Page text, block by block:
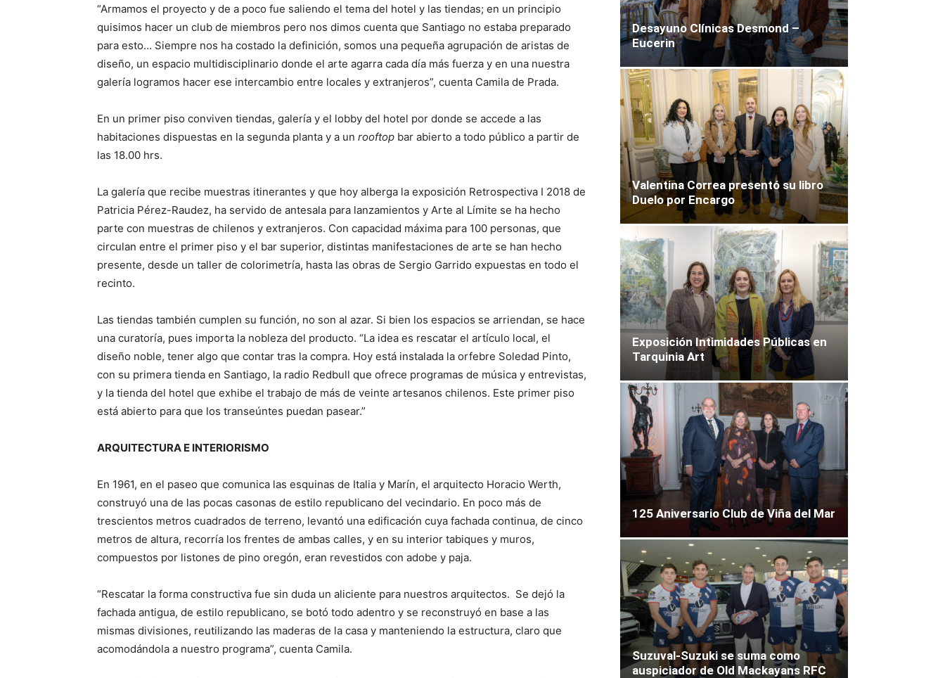
“Armamos el proyecto y de a poco fue saliendo el tema del hotel y las tiendas; en un principio
quisimos hacer un club de miembros pero nos dimos cuenta que Santiago no estaba preparado
para esto… Siempre nos ha costado la definición, somos una pequeña agrupación de aristas de
diseño, un espacio multidisciplinario donde el arte agarra cada día más fuerza y en una nuestra
galería logramos hacer ese intercambio entre locales y extranjeros”, cuenta Camila de Prada.
En un primer piso conviven tiendas, galería y el lobby del hotel por donde se accede a las
habitaciones dispuestas en la segunda planta y a un rooftop bar abierto a todo público a partir de
las 18.00 hrs.
La galería que recibe muestras itinerantes y que hoy alberga la exposición Retrospectiva I 2018 de
Patricia Pérez-Raudez, ha servido de antesala para lanzamientos y Arte al Límite se ha hecho
parte con muestras de chilenos y extranjeros. Con capacidad máxima para 100 personas, que
circulan entre el primer piso y el bar superior, distintas manifestaciones de arte se han hecho
presente, desde un taller de colorimetría, hasta las obras de Sergio Garrido expuestas en todo el
recinto.
Las tiendas también cumplen su función, no son al azar. Si bien los espacios se arriendan, se hace
una curatoría, pues importa la nobleza del producto. “La idea es rescatar el artículo local, el
diseño noble, tener algo que contar tras la compra. Hoy está instalada la orfebre Soledad Pinto,
con su primera tienda en Santiago, la radio Redbull que ofrece programas de música y entrevistas,
y la tienda del hotel que exhibe el trabajo de más de veinte artesanos chilenos. Este primer piso
está abierto para que los transeúntes puedan pasear.”
ARQUITECTURA E INTERIORISMO
En 1961, en el paseo que comunica las esquinas de Italia y Marín, el arquitecto Horacio Werth,
construyó una de las pocas casonas de estilo republicano del vecindario. En poco más de
trescientos metros cuadrados de terreno, levantó una edificación cuya fachada continua, de cinco
metros de altura, recorría los frentes de ambas calles, y en su interior tabiques y muros,
compuestos por listones de pino oregón, eran revestidos con adobe y paja.
“Rescatar la forma constructiva fue sin duda un aliciente para nuestros arquitectos. Se dejó la
fachada antigua, de estilo republicano, se botó todo adentro y se reconstruyó en base a las
mismas divisiones, reutilizando las maderas de la casa y manteniendo la estructura, claro que
acomodándola a nuestro programa”, cuenta Camila.
Desayuno Clínicas Desmond –
Eucerin
Valentina Correa presentó su libro
Duelo por Encargo
Exposición Intimidades Públicas en
Tarquinia Art
125 Aniversario Club de Viña del Mar
Suzuval-Suzuki se suma como
auspiciador de Old Mackayans RFC